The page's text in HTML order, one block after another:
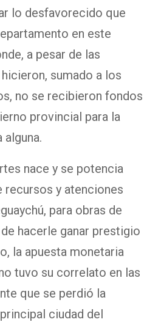
lo desfavorecido que
en este
a pesar de las
sumado a los
no se recibieron fondos
provincial para la
nace y se potencia
recursos y atenciones
para obras de
hacerle ganar prestigio
la apuesta monetaria
tuvo su correlato en las
que se perdió la
ciudad del